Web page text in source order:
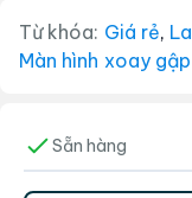
Từ khóa: Giá rẻ,
Màn hình xoay
Sẵn hàng